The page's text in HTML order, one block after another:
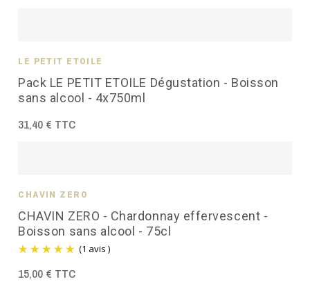
Pack LE PETIT ETOILE Dégustation - Boisson
sans alcool - 4x750ml
LE PETIT ÉTOILÉ
31,40 € TTC
CHAVIN ZERO - Chardonnay effervescent -
Boisson sans alcool - 75cl
(1 avis )
CHAVIN ZÉRO
15,00 € TTC